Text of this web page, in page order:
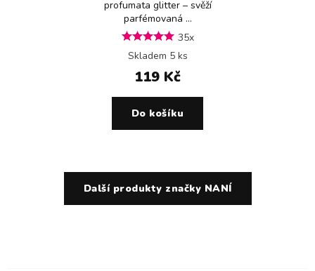
profumata glitter – svěží
parfémovaná ...
35x
Skladem 5 ks
119 Kč
Do košíku
Další produkty značky NANÍ